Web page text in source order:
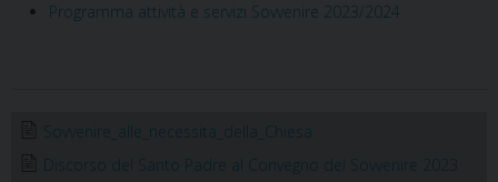
Programma attività e servizi Sovvenire 2023/2024
Sovvenire_alle_necessita_della_Chiesa
Discorso del Santo Padre al Convegno del Sovvenire 2023